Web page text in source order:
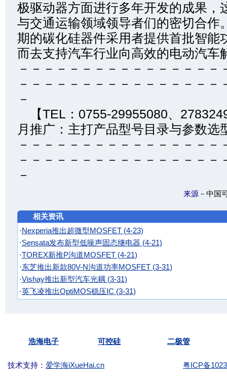
极驱动器方面进行多年开发的成果，
与交通运输领域领导者们的密切合作
期的碳化硅器件采用者提供首批智能
而去支持汽车行业向高效的电动汽车
－－－－－－－－－－－－－－－－
－－－－－－－－－－－－－－－－
－
【TEL：0755-29955080
月推广：主打产品型号目录与参数选
－－－－－－－－－－－－－－－－
－－－－－－－－－－－－－－－－
－
来源－ 中国
相关资讯
·Nexperia推出超微型MOSFET (4-23)
·Sensata发布新型低噪声固态继电器 (4-21)
·TOREX新推P沟道MOSFET (4-21)
·东芝推出新款80V-N沟道功率MOSFET (3-31)
·Vishay推出新型汽车光耦 (3-31)
·英飞凌推出OptiMOS稳压IC (3-31)
浩海电子
可控硅 二极管
技术支持： 爱学海iXueHai.cn 粤ICP备